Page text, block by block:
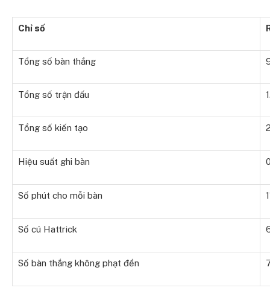
Chỉ số
Tổng số bàn thắng
Tổng số trận đấu
Tổng số kiến tạo
Hiệu suất ghi bàn
Số phút cho mỗi bàn
Số cú Hattrick
Số bàn thắng không phạt đền